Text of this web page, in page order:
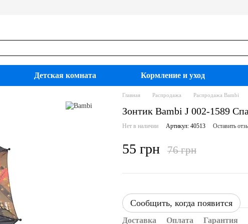
Детская комната Кормление и уход
Главная Распродажа Распродажа Bambi
Зонтик Bambi J 002-1589
Нет в наличии Артикул: 40513 Оставить
55 грн 76 грн
Сообщить, когда появится
Доставка Оплата Гарантия